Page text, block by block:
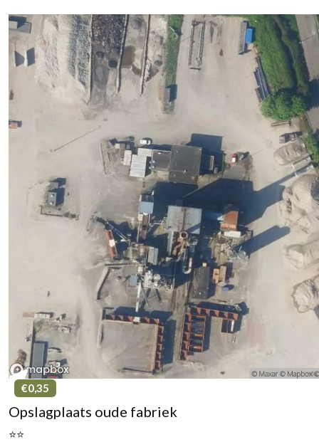
€0,35
Opslagplaats oude fabriek
⭐⭐